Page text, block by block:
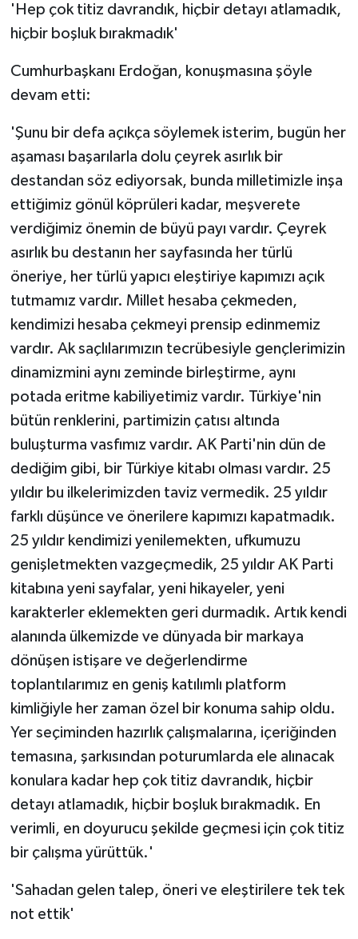
'Hep çok titiz davrandık, hiçbir detayı atlamadık,
hiçbir boşluk bırakmadık'
Cumhurbaşkanı Erdoğan, konuşmasına şöyle
devam etti:
'Şunu bir defa açıkça söylemek isterim, bugün her
aşaması başarılarla dolu çeyrek asırlık bir
destandan söz ediyorsak, bunda milletimizle inşa
ettiğimiz gönül köprüleri kadar, meşverete
verdiğimiz önemin de büyü payı vardır. Çeyrek
asırlık bu destanın her sayfasında her türlü
öneriye, her türlü yapıcı eleştiriye kapımızı açık
tutmamız vardır. Millet hesaba çekmeden,
kendimizi hesaba çekmeyi prensip edinmemiz
vardır. Ak saçlılarımızın tecrübesiyle gençlerimizin
dinamizmini aynı zeminde birleştirme, aynı
potada eritme kabiliyetimiz vardır. Türkiye'nin
bütün renklerini, partimizin çatısı altında
buluşturma vasfımız vardır. AK Parti'nin dün de
dediğim gibi, bir Türkiye kitabı olması vardır. 25
yıldır bu ilkelerimizden taviz vermedik. 25 yıldır
farklı düşünce ve önerilere kapımızı kapatmadık.
25 yıldır kendimizi yenilemekten, ufkumuzu
genişletmekten vazgeçmedik, 25 yıldır AK Parti
kitabına yeni sayfalar, yeni hikayeler, yeni
karakterler eklemekten geri durmadık. Artık kendi
alanında ülkemizde ve dünyada bir markaya
dönüşen istişare ve değerlendirme
toplantılarımız en geniş katılımlı platform
kimliğiyle her zaman özel bir konuma sahip oldu.
Yer seçiminden hazırlık çalışmalarına, içeriğinden
temasına, şarkısından poturumlarda ele alınacak
konulara kadar hep çok titiz davrandık, hiçbir
detayı atlamadık, hiçbir boşluk bırakmadık. En
verimli, en doyurucu şekilde geçmesi için çok titiz
bir çalışma yürüttük.'
'Sahadan gelen talep, öneri ve eleştirilere tek tek
not ettik'